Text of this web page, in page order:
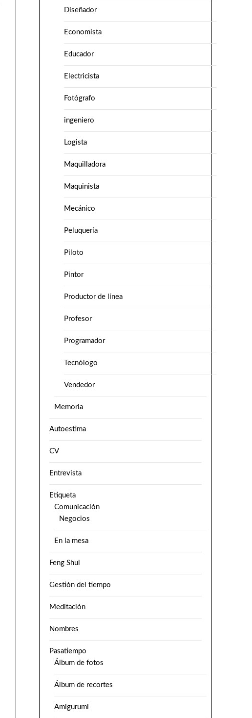
Diseñador
Economista
Educador
Electricista
Fotógrafo
ingeniero
Logista
Maquilladora
Maquinista
Mecánico
Peluquería
Piloto
Pintor
Productor de línea
Profesor
Programador
Tecnólogo
Vendedor
Memoria
Autoestima
CV
Entrevista
Etiqueta
Comunicación
Negocios
En la mesa
Feng Shui
Gestión del tiempo
Meditación
Nombres
Pasatiempo
Álbum de fotos
Álbum de recortes
Amigurumi